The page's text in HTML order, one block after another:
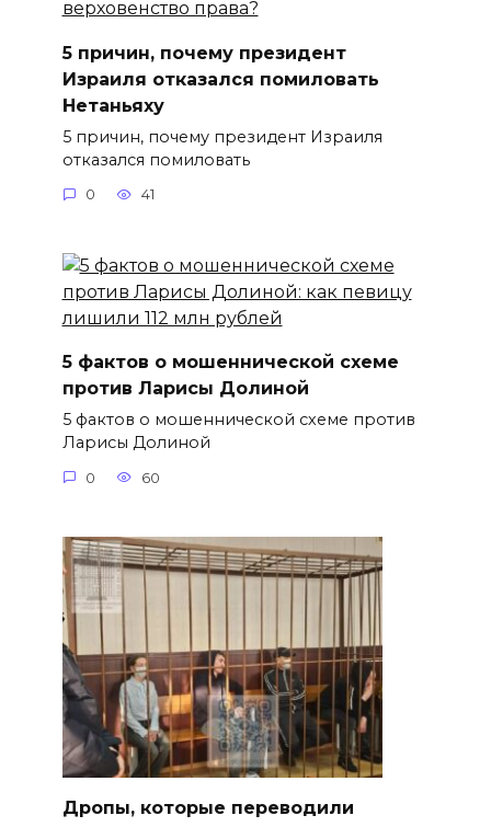
5 причин, почему президент
Израиля отказался помиловать
Нетаньяху
5 причин, почему президент Израиля
отказался помиловать
0 41
5 фактов о мошеннической схеме
против Ларисы Долиной
5 фактов о мошеннической схеме против
Ларисы Долиной
0 60
Дропы, которые переводили